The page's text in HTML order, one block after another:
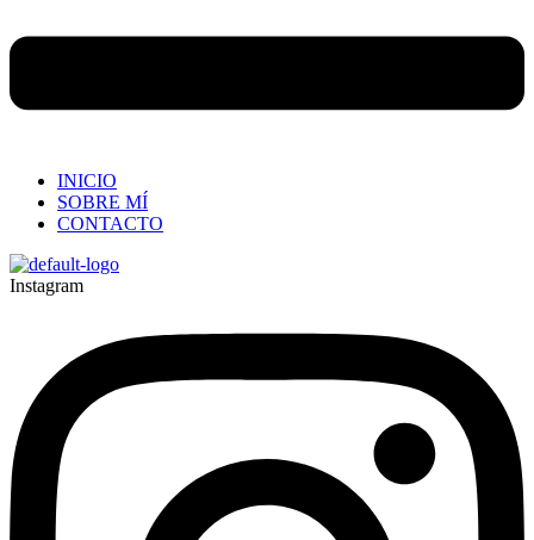
INICIO
SOBRE MÍ
CONTACTO
Instagram